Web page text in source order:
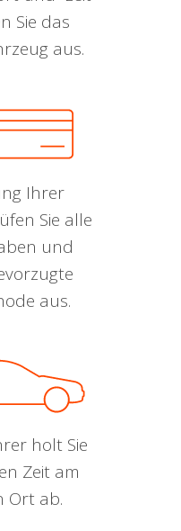
Sie das
aus.
Ihrer
Sie alle
und
aus.
holt Sie
Zeit am
Ort ab.